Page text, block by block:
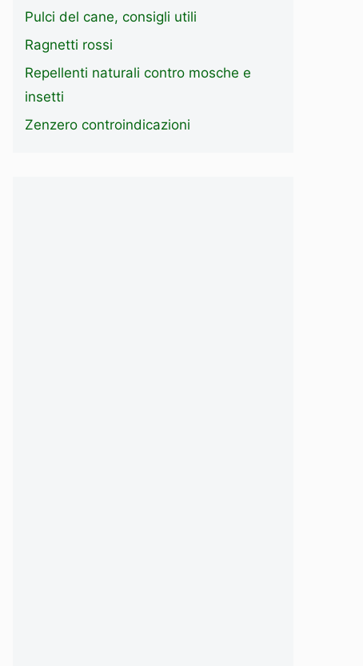
Pulci del cane, consigli utili
Ragnetti rossi
Repellenti naturali contro mosche e
insetti
Zenzero controindicazioni